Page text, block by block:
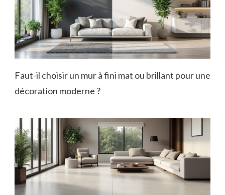
Faut-il choisir un mur à fini mat ou brillant pour une
décoration moderne ?